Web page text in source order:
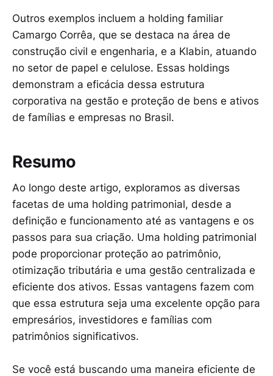
Outros exemplos incluem a holding familiar
Camargo Corrêa, que se destaca na área de
construção civil e engenharia, e a Klabin, atuando
no setor de papel e celulose. Essas holdings
demonstram a eficácia dessa estrutura
corporativa na gestão e proteção de bens e ativos
de famílias e empresas no Brasil.
Resumo
Ao longo deste artigo, exploramos as diversas
facetas de uma holding patrimonial, desde a
definição e funcionamento até as vantagens e os
passos para sua criação. Uma holding patrimonial
pode proporcionar proteção ao patrimônio,
otimização tributária e uma gestão centralizada e
eficiente dos ativos. Essas vantagens fazem com
que essa estrutura seja uma excelente opção para
empresários, investidores e famílias com
patrimônios significativos.
Se você está buscando uma maneira eficiente de